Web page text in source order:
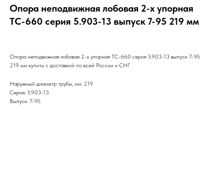
Опора неподвижная лобовая 2-х упорная
ТС-660 серия 5.903-13 выпуск 7-95 219 мм
Опора неподвижная лобовая 2-х упорная ТС-660 серия 5.903-13 выпуск 7-95
219 мм купить с доставкой по всей России и СНГ
Наружный диаметр трубы, мм: 219
Серия: 5.903-13
Выпуск: 7-95